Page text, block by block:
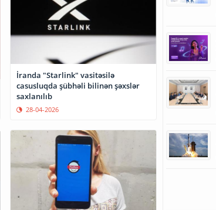
İranda "Starlink" vasitəsilə
casusluqda şübhəli bilinən şəxslər
saxlanılıb
28-04-2026